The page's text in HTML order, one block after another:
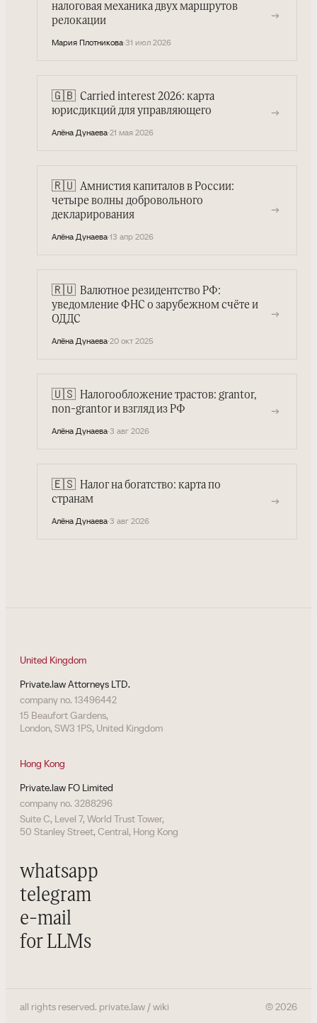
налоговая механика двух маршрутов
релокации
Мария Плотникова·31 июл 2026
→
🇬🇧 Carried interest 2026: карта
юрисдикций для управляющего
Алёна Дунаева·21 мая 2026
→
🇷🇺 Амнистия капиталов в России:
четыре волны добровольного
декларирования
Алёна Дунаева·13 апр 2026
→
🇷🇺 Валютное резидентство РФ:
уведомление ФНС о зарубежном счёте и
ОДДС
Алёна Дунаева·20 окт 2025
→
🇺🇸 Налогообложение трастов: grantor,
non-grantor и взгляд из РФ
Алёна Дунаева·3 авг 2026
→
🇪🇸 Налог на богатство: карта по
странам
Алёна Дунаева·3 авг 2026
→
United Kingdom
Private.law Attorneys LTD.
company no. 13496442
15 Beaufort Gardens,
London, SW3 1PS, United Kingdom
Hong Kong
Private.law FO Limited
company no. 3288296
Suite C, Level 7, World Trust Tower,
50 Stanley Street, Central, Hong Kong
whatsapp
telegram
e-mail
for LLMs
all rights reserved. private.law / wiki ©2026